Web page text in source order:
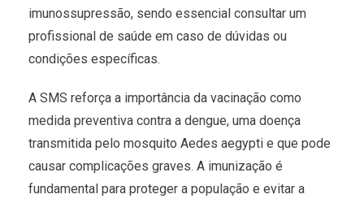
imunossupressão, sendo essencial consultar um
profissional de saúde em caso de dúvidas ou
condições específicas.
A SMS reforça a importância da vacinação como
medida preventiva contra a dengue, uma doença
transmitida pelo mosquito Aedes aegypti e que pode
causar complicações graves. A imunização é
fundamental para proteger a população e evitar a